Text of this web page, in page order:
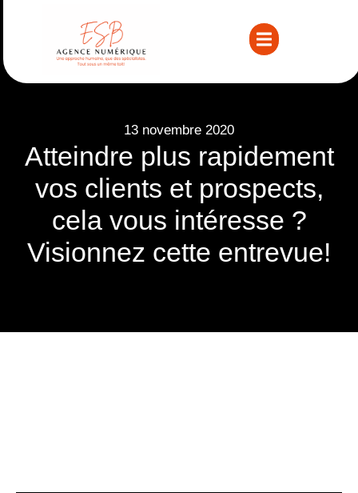
13 novembre 2020
Atteindre plus rapidement
vos clients et prospects,
cela vous intéresse ?
Visionnez cette entrevue!